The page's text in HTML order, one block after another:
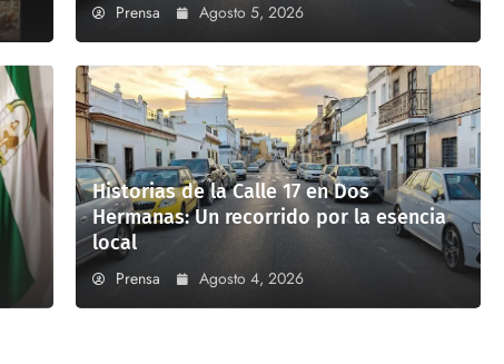
Prensa Agosto 5, 2026
Historias de la Calle 17 en Dos
Hermanas: Un recorrido por la esencia
local
Prensa Agosto 4, 2026